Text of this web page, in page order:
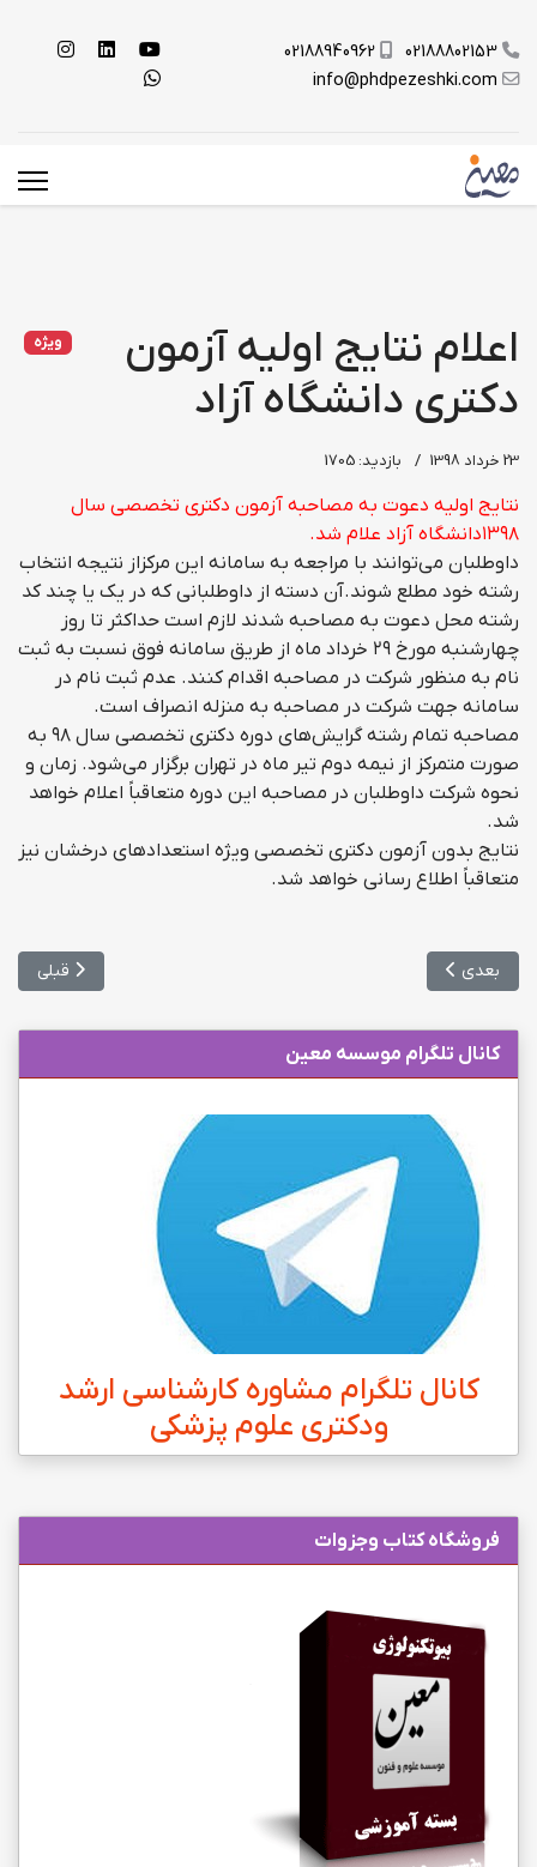
02188802153
02188940962
info@phdpezeshki.com
ویژه
اعلام نتایج اولیه آزمون
دکتری دانشگاه آزاد
23 خرداد 1398 بازدید: 1705
نتایج اولیه دعوت به مصاحبه آزمون دکتری تخصصی سال
۱۳۹۸دانشگاه آزاد علام شد.
داوطلبان می‌توانند با مراجعه به سامانه این مرکزاز نتیجه انتخاب
رشته خود مطلع شوند.آن دسته از داوطلبانی که در یک یا چند کد
رشته محل دعوت به مصاحبه شدند لازم است حداکثر تا روز
چهارشنبه مورخ ۲۹ خرداد ماه از طریق سامانه فوق نسبت به ثبت
نام به منظور شرکت در مصاحبه اقدام کنند. عدم ثبت نام در
سامانه جهت شرکت در مصاحبه به منزله انصراف است.
مصاحبه تمام رشته گرایش‌های دوره دکتری تخصصی سال ۹۸ به
صورت متمرکز از نیمه دوم تیر ماه در تهران برگزار می‌شود. زمان و
نحوه شرکت داوطلبان در مصاحبه این دوره متعاقباً اعلام خواهد
شد.
نتایج بدون آزمون دکتری تخصصی ویژه استعدادهای درخشان نیز
متعاقباً اطلاع رسانی خواهد شد.
مطلب قبلی:
قبلی
مطلب بعدی: تمدید مهلت ثبت‌نام آزمون تکمیلی علوم آزمایشگاهی
بعدی
کانال تلگرام موسسه معین
کانال تلگرام مشاوره کارشناسی ارشد
ودکتری علوم پزشکی
فروشگاه کتاب وجزوات